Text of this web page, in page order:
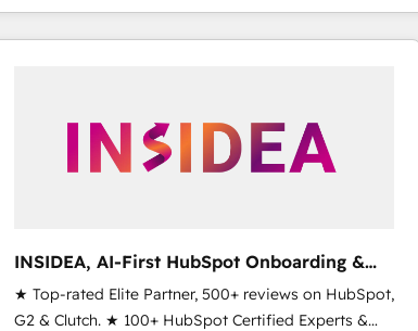
INSIDEA, AI-First HubSpot Onboarding &
RevOps
★ Top-rated Elite Partner, 500+ reviews on HubSpot,
G2 & Clutch. ★ 100+ HubSpot Certified Experts &